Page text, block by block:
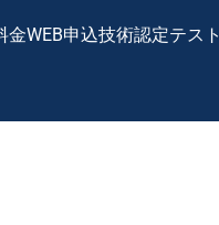
金WEB申込技術認定テスト